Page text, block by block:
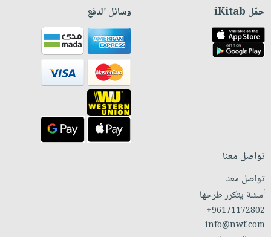
حمّل iKitab وسائل الدفع
تواصل معنا
تواصل معنا
أسئلة يتكرر طرحها
+96171172802
info@nwf.com